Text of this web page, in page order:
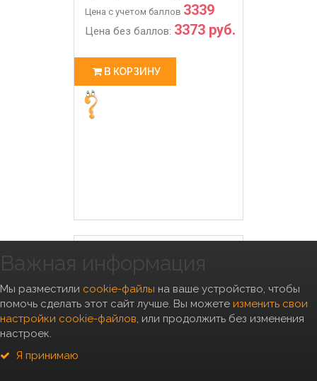
Цена с учетом баллов 3339
Цена без баллов: 3373 руб.
В КОРЗИНУ
Важная информация
Мы разместили cookie-файлы на ваше устройство, чтобы
помочь сделать этот сайт лучше. Вы можете изменить свои
настройки cookie-файлов, или продолжить без изменения
настроек.
Я принимаю